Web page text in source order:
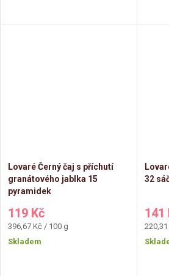
Lovaré Černý čaj s příchutí
granátového jablka 15
pyramidek
119 Kč
Měrná
cena:
396,67 Kč / 100 g
Skladem
32
141
Měrná
cena: